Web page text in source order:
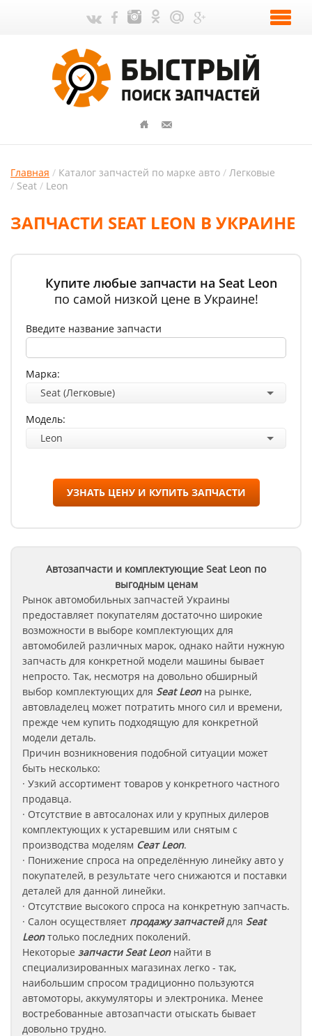
Главная Каталог запчастей по марке авто
Легковые
Seat
Leon
ЗАПЧАСТИ SEAT LEON В УКРАИНЕ
Купите любые запчасти на Seat Leon
по самой низкой цене в Украине!
Введите название запчасти
Марка:
Seat (Легковые)
Модель:
Leon
УЗНАТЬ ЦЕНУ И КУПИТЬ ЗАПЧАСТИ
Автозапчасти и комплектующие SeatLeon по
выгодным ценам
Рынок автомобильных запчастей Украины
предоставляет покупателям достаточно широкие
возможности в выборе комплектующих для
автомобилей различных марок, однако найти нужную
запчасть для конкретной модели машины бывает
непросто. Так, несмотря на довольно обширный
выбор комплектующих для Seat Leonна рынке,
автовладелец может потратить много сил и времени,
прежде чем купить подходящую для конкретной
модели деталь.
Причин возникновения подобной ситуации может
быть несколько:
· Узкий ассортимент товаров у конкретного частного
продавца.
· Отсутствие в автосалонах или у крупных дилеров
комплектующих к устаревшим или снятым с
производства моделям СеатLeon.
· Понижение спроса на определённую линейку авто у
покупателей, в результате чего снижаются и поставки
деталей для данной линейки.
· Отсутствие высокого спроса на конкретную запчасть.
· Салон осуществляет продажу запчастейдля Seat
Leonтолько последних поколений.
Некоторые запчасти Seat Leonнайти в
специализированных магазинах легко - так,
наибольшим спросом традиционно пользуются
автомоторы, аккумуляторы и электроника. Менее
востребованные автозапчасти отыскать бывает
довольно трудно.